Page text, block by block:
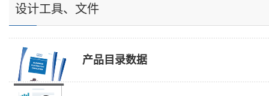
设计工具、文件
产品目录数据